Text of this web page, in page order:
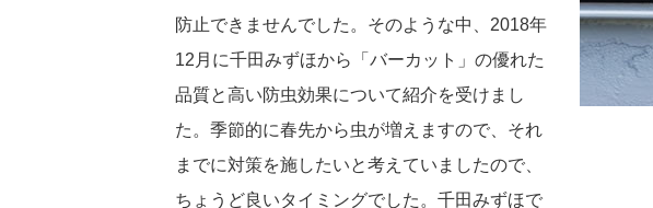
防止できませんでした。そのような中、2018年
12月に千田みずほから「バーカット」の優れた
品質と高い防虫効果について紹介を受けまし
た。季節的に春先から虫が増えますので、それ
までに対策を施したいと考えていましたので、
ちょうど良いタイミングでした。千田みずほで